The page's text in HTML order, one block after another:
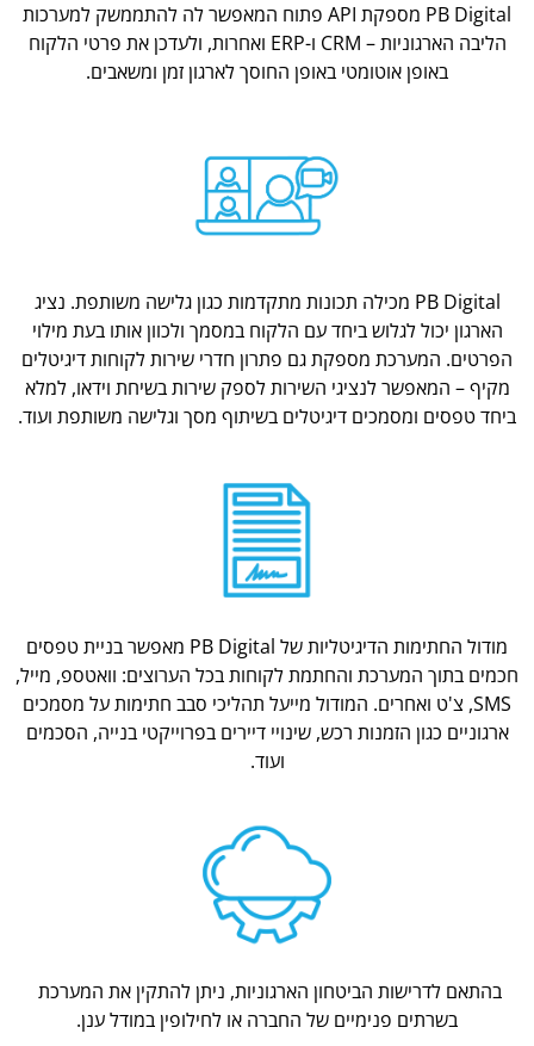
PB Digital מספקת API פתוח המאפשר לה להתממשק למערכות
הליבה הארגוניות – CRM ו-ERP ואחרות, ולעדכן את פרטי הלקוח
באופן אוטומטי באופן החוסך לארגון זמן ומשאבים.
PB Digital מכילה תכונות מתקדמות כגון גלישה משותפת. נציג
הארגון יכול לגלוש ביחד עם הלקוח במסמך ולכוון אותו בעת מילוי
הפרטים. המערכת מספקת גם פתרון חדרי שירות לקוחות דיגיטלים
מקיף – המאפשר לנציגי השירות לספק שירות בשיחת וידאו, למלא
ביחד טפסים ומסמכים דיגיטלים בשיתוף מסך וגלישה משותפת ועוד.
מודול החתימות הדיגיטליות של PB Digital מאפשר בניית טפסים
חכמים בתוך המערכת והחתמת לקוחות בכל הערוצים: וואטספ, מייל,
SMS, צ'ט ואחרים. המודול מייעל תהליכי סבב חתימות על מסמכים
ארגוניים כגון הזמנות רכש, שינויי דיירים בפרוייקטי בנייה, הסכמים
ועוד.
בהתאם לדרישות הביטחון הארגוניות, ניתן להתקין את המערכת
בשרתים פנימיים של החברה או לחילופין במודל ענן.